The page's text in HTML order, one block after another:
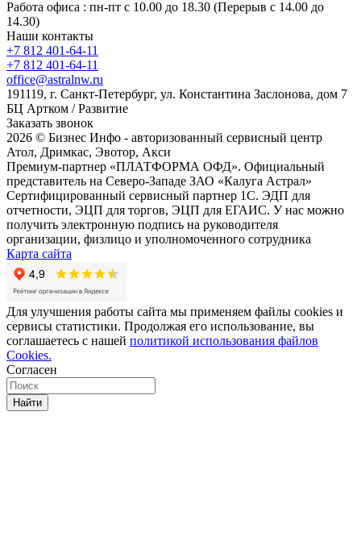
Работа офиса : пн-пт с 10.00 до 18.30 (Перерыв с 14.00 до
14.30)
Наши контакты
+7 812 401-64-11
+7 812 401-64-11
office@astralnw.ru
191119, г. Санкт-Петербург, ул. Константина Заслонова, дом 7
БЦ Артком / Развитие
Заказать звонок
2026 © Бизнес Инфо - авторизованный сервисный центр
Атол, Дримкас, Эвотор, Акси
Премиум-партнер «ПЛАТФОРМА ОФД». Официальный
представитель на Северо-Западе ЗАО «Калуга Астрал»
Сертифицированный сервисный партнер 1C. ЭДП для
отчетности, ЭЦП для торгов, ЭЦП для ЕГАИС. У нас можно
получить электронную подпись на руководителя
организации, физлицо и уполномоченного сотрудника
Карта сайта
Для улучшения работы сайта мы применяем файлы cookies и
сервисы статистики. Продолжая его использование, вы
соглашаетесь с нашей политикой использования файлов
Cookies.
Согласен
Найти